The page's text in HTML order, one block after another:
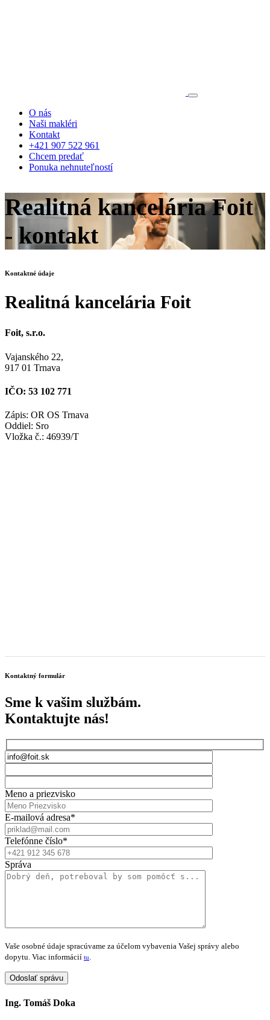
O nás
Naši makléri
Kontakt
+421 907 522 961
Chcem predať
Ponuka nehnuteľností
Realitná kancelária Foit
- kontakt
Kontaktné údaje
Realitná kancelária Foit
Foit, s.r.o.
Vajanského 22,
917 01 Trnava
IČO: 53 102 771
Zápis: OR OS Trnava
Oddiel: Sro
Vložka č.: 46939/T
Kontaktný formulár
Sme k vašim službám.
Kontaktujte nás!
Meno a priezvisko
E-mailová adresa*
Telefónne číslo*
Správa
Vaše osobné údaje spracúvame za účelom vybavenia Vašej správy alebo
dopytu. Viac informácií tu.
Ing. Tomáš Doka